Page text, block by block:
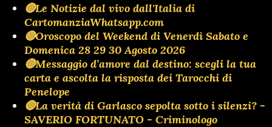
🔴Le Notizie dal vivo dall'Italia di
CartomanziaWhatsapp.com
🔴Oroscopo del Weekend di Venerdì Sabato e
Domenica 28 29 30 Agosto 2026
🔴Messaggio d’amore dal destino: scegli la tua
carta e ascolta la risposta dei Tarocchi di
Penelope
🔴La verità di Garlasco sepolta sotto i silenzi? -
SAVERIO FORTUNATO - Criminologo